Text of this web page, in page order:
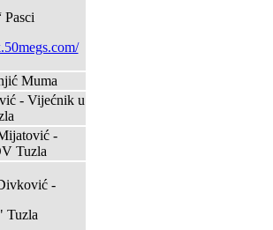
Pasci
Muma
- Vijećnik u
-
Tuzla
-
Tuzla